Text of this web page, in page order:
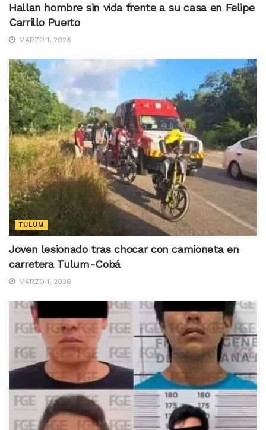
Hallan hombre sin vida frente a su casa en Felipe
Carrillo Puerto
MARZO 1, 2026
TULUM
Joven lesionado tras chocar con camioneta en
carretera Tulum-Cobá
MARZO 1, 2026